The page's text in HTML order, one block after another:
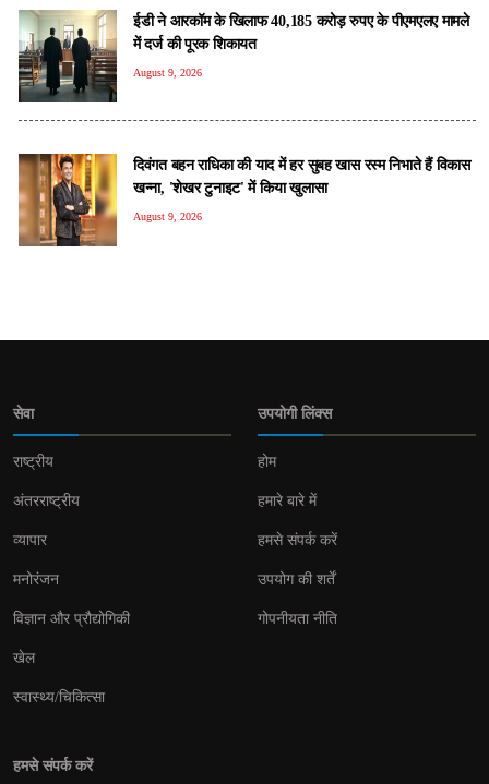
ईडी ने आरकॉम के खिलाफ 40,185 करोड़ रुपए के पीएमएलए मामले
में दर्ज की पूरक शिकायत
August 9, 2026
दिवंगत बहन राधिका की याद में हर सुबह खास रस्म निभाते हैं विकास
खन्ना, 'शेखर टुनाइट' में किया खुलासा
August 9, 2026
सेवा
राष्ट्रीय
अंतरराष्ट्रीय
व्यापार
मनोरंजन
विज्ञान और प्रौद्योगिकी
खेल
स्वास्थ्य/चिकित्सा
उपयोगी लिंक्स
होम
हमारे बारे में
हमसे संपर्क करें
उपयोग की शर्तें
गोपनीयता नीति
हमसे संपर्क करें